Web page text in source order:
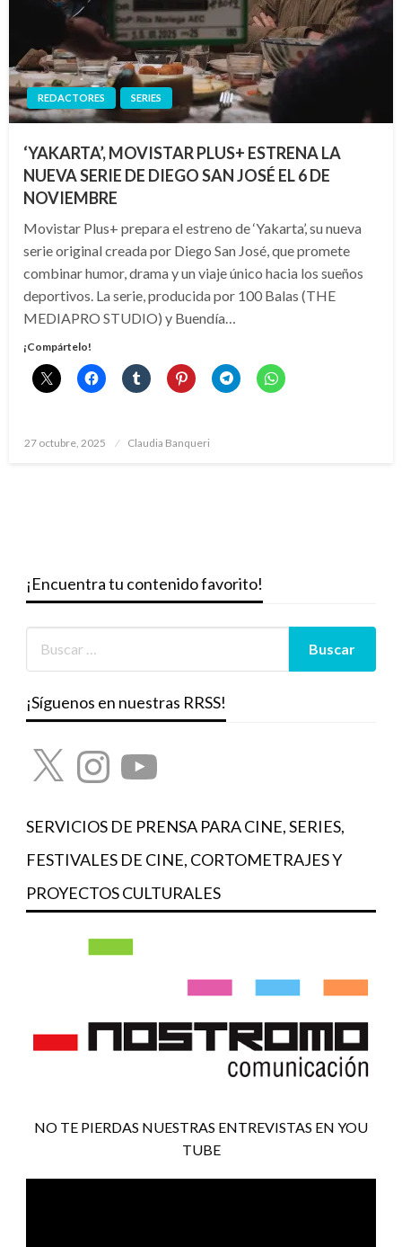
REDACTORES SERIES
‘YAKARTA’, MOVISTAR PLUS+ ESTRENA LA
NUEVA SERIE DE DIEGO SAN JOSÉ EL 6 DE
NOVIEMBRE
Movistar Plus+ prepara el estreno de ‘Yakarta’, su nueva
serie original creada por Diego San José, que promete
combinar humor, drama y un viaje único hacia los sueños
deportivos. La serie, producida por 100 Balas (THE
MEDIAPRO STUDIO) y Buendía…
¡Compártelo!
Publicado
27 octubre, 2025 Claudia Banqueri
¡Encuentra tu contenido favorito!
¡Síguenos en nuestras RRSS!
X InstagramYouTube
SERVICIOS DE PRENSA PARA CINE, SERIES,
FESTIVALES DE CINE, CORTOMETRAJES Y
PROYECTOS CULTURALES
NO TE PIERDAS NUESTRAS ENTREVISTAS EN YOU
TUBE